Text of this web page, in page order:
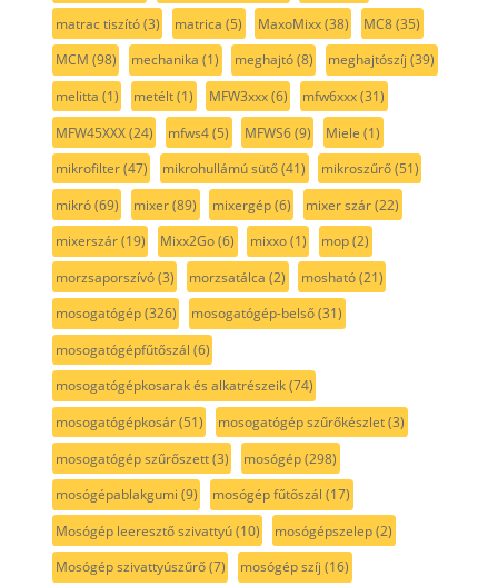
matrac tiszító(3) matrica (5) MaxoMixx(38) MC8(35)
MCM (98) mechanika (1) meghajtó(8) meghajtószíj (39)
melitta (1) metélt(1) MFW3xxx(6) mfw6xxx(31)
MFW45XXX(24) mfws4(5) MFWS6(9) Miele (1)
mikrofilter(47) mikrohullámú sütő(41) mikroszűrő(51)
mikró(69) mixer(89) mixergép(6) mixer szár(22)
mixerszár(19) Mixx2Go(6) mixxo(1) mop(2)
morzsaporszívó(3) morzsatálca (2) mosható(21)
mosogatógép(326) mosogatógép-belső(31)
mosogatógépfűtőszál (6)
mosogatógépkosarak és alkatrészeik(74)
mosogatógépkosár(51) mosogatógép szűrőkészlet(3)
mosogatógép szűrőszett(3) mosógép(298)
mosógépablakgumi (9) mosógép fűtőszál (17)
Mosógép leeresztő szivattyú(10) mosógépszelep(2)
Mosógép szivattyúszűrő(7) mosógép szíj (16)